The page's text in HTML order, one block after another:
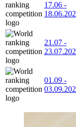
17.06 -
21.07 -
01.09 -